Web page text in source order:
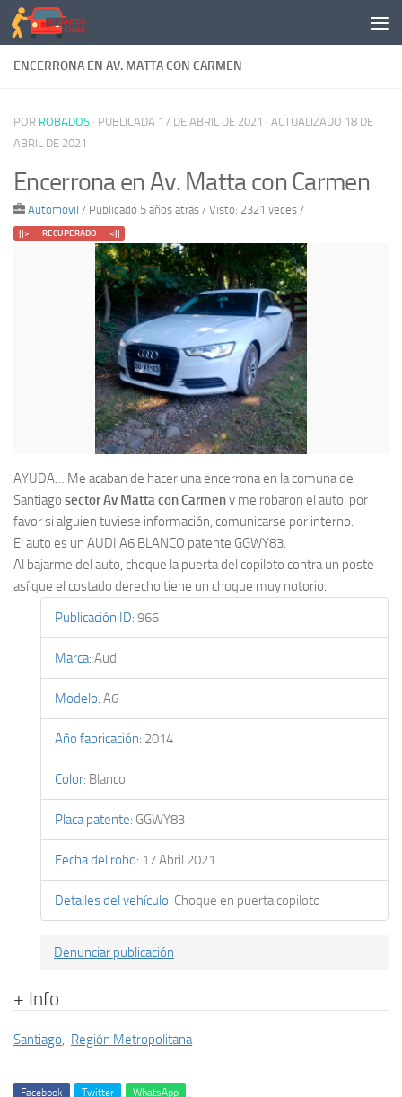
Saltar al contenido
ENCERRONA EN AV. MATTA CON CARMEN
POR ROBADOS · PUBLICADA 17 DE ABRIL DE 2021 · ACTUALIZADO 18 DE
ABRIL DE 2021
Encerrona en Av. Matta con Carmen
Automóvil / Publicado 5 años atrás / Visto: 2321 veces /
||> RECUPERADO <||
AYUDA… Me acaban de hacer una encerrona en la comuna de
Santiago sector Av Matta con Carmeny me robaron el auto, por
favor si alguien tuviese información, comunicarse por interno.
El auto es un AUDI A6 BLANCO patente GGWY83.
Al bajarme del auto, choque la puerta del copiloto contra un poste
así que el costado derecho tiene un choque muy notorio.
Publicación ID: 966
Marca: Audi
Modelo: A6
Año fabricación: 2014
Color: Blanco
Placa patente: GGWY83
Fecha del robo: 17 Abril 2021
Detalles del vehículo: Choque en puerta copiloto
Denunciar publicación
+ Info
Santiago, Región Metropolitana
Facebook Twitter WhatsApp